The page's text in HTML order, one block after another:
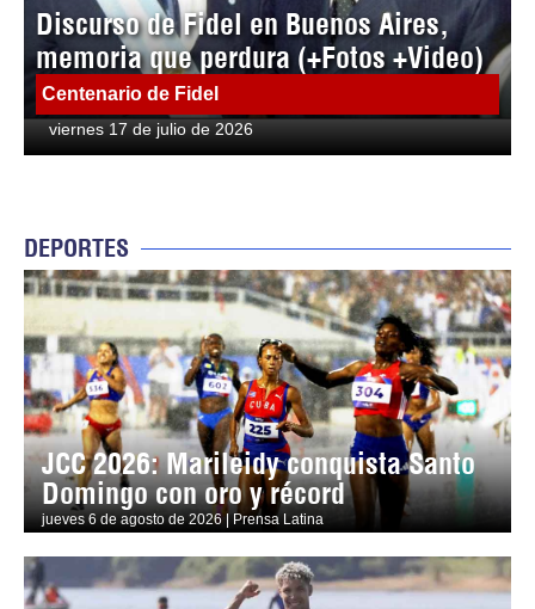
Discurso de Fidel en Buenos Aires,
memoria que perdura (+Fotos +Video)
Centenario de Fidel
viernes 17 de julio de 2026
DEPORTES
JCC 2026: Marileidy conquista Santo
Domingo con oro y récord
jueves 6 de agosto de 2026 | Prensa Latina